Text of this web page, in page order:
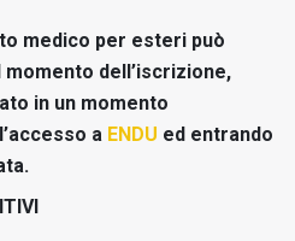
medico per esteri può
dell’iscrizione,
in un momento
a ENDU ed entrando